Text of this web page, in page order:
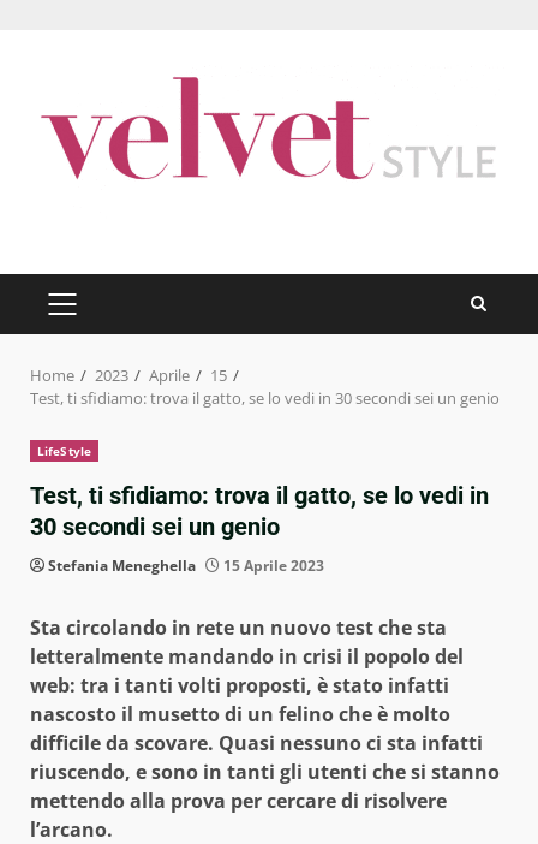
PRIMARY
MENU
Home 2023 Aprile
15
Test, ti sfidiamo: trova il gatto, se lo vedi in 30 secondi sei un genio
LifeStyle
Test, ti sfidiamo: trova il gatto, se lo vedi in
30 secondi sei un genio
Stefania Meneghella 15 Aprile 2023
Sta circolando in rete un nuovo test che sta
letteralmente mandando in crisi il popolo del
web: tra i tanti volti proposti, è stato infatti
nascosto il musetto di un felino che è molto
difficile da scovare. Quasi nessuno ci sta infatti
riuscendo, e sono in tanti gli utenti che si stanno
mettendo alla prova per cercare di risolvere
l’arcano.